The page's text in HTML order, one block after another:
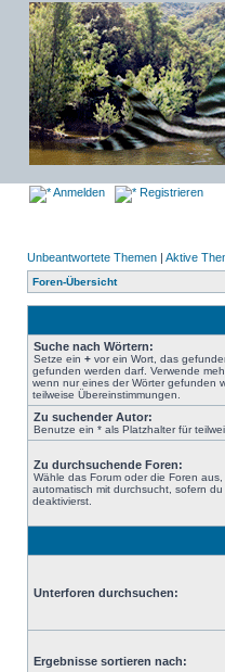
Anmelden Registrieren
Unbeantwortete Themen | Aktive
Foren-Übersicht
Suche nach Wörtern:
Setze ein + vor ein Wort, das
gefunden werden darf. Verwende
wenn nur eines der Wörter gefunden
teilweise Übereinstimmungen.
Zu suchender Autor:
Benutze ein * als Platzhalter für
Zu durchsuchende Foren:
Wähle das Forum oder die Foren
automatisch mit durchsucht, sofern
deaktivierst.
Unterforen durchsuchen:
Ergebnisse sortieren nach: